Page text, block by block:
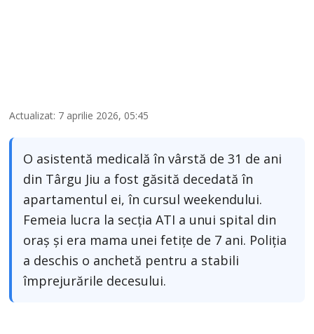
Actualizat: 7 aprilie 2026, 05:45
O asistentă medicală în vârstă de 31 de ani
din Târgu Jiu a fost găsită decedată în
apartamentul ei, în cursul weekendului.
Femeia lucra la secția ATI a unui spital din
oraș și era mama unei fetițe de 7 ani. Poliția
a deschis o anchetă pentru a stabili
împrejurările decesului.